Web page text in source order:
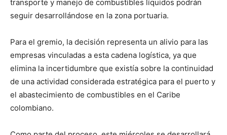
transporte y manejo de combustibles líquidos podrán
seguir desarrollándose en la zona portuaria.
Para el gremio, la decisión representa un alivio para las
empresas vinculadas a esta cadena logística, ya que
elimina la incertidumbre que existía sobre la continuidad
de una actividad considerada estratégica para el puerto y
el abastecimiento de combustibles en el Caribe
colombiano.